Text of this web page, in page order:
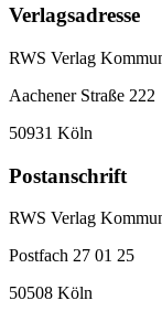
Verlagsadresse
RWS Verlag
Aachener Straße 222
50931 Köln
Postanschrift
RWS Verlag
Postfach 27 01 25
50508 Köln